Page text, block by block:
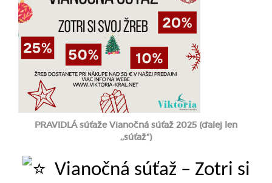
PRAVIDLÁ súťažeVianočná súťaž 2025 (ďalej len
,,súťaž“)
Vianočná súťaž – Zotri si